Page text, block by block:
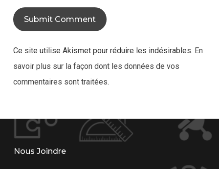
Ce site utilise Akismet pour réduire les indésirables. En
savoir plus sur la façon dont les données de vos
commentaires sont traitées.
Nous Joindre